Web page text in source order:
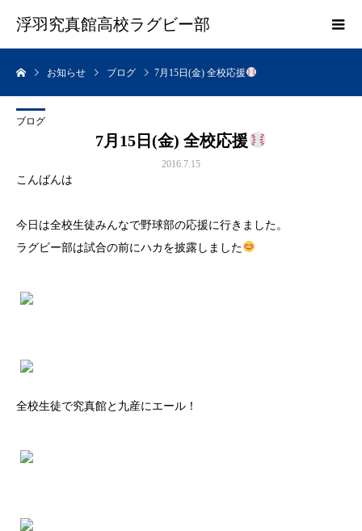
浮羽究真館高校ラグビー部
お知らせ ブログ 7月15日(金) 全校応援
ブログ
7月15日(金) 全校応援
2016.7.15
こんばんは
今日は全校生徒みんなで野球部の応援に行きました。
ラグビー部は試合の前にハカを披露しました
全校生徒で究真館と九産にエール！